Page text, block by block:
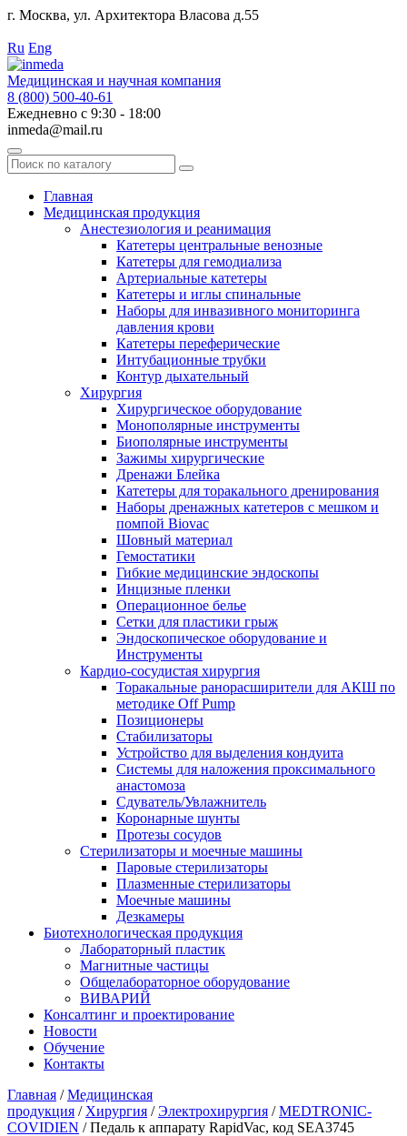
г. Москва, ул. Архитектора Власова д.55
Ru Eng
Медицинская и научная компания
8 (800) 500-40-61
Ежедневно с 9:30 - 18:00
inmeda@mail.ru
Поиск
по
каталогуГлавная
Медицинская продукция
Анестезиология и реанимация
Катетеры центральные венозные
Катетеры для гемодиализа
Артериальные катетеры
Катетеры и иглы спинальные
Наборы для инвазивного мониторинга
давления крови
Катетеры переферические
Интубационные трубки
Контур дыхательный
Хирургия
Хирургическое оборудование
Монополярные инструменты
Биополярные инструменты
Зажимы хирургические
Дренажи Блейка
Катетеры для торакального дренирования
Наборы дренажных катетеров с мешком и
помпой Biovac
Шовный материал
Гемостатики
Гибкие медицинские эндоскопы
Инцизные пленки
Операционное белье
Сетки для пластики грыж
Эндоскопическое оборудование и
Инструменты
Кардио-сосудистая хирургия
Торакальные ранорасширители для АКШ по
методике Off Pump
Позиционеры
Стабилизаторы
Устройство для выделения кондуита
Системы для наложения проксимального
анастомоза
Сдуватель/Увлажнитель
Коронарные шунты
Протезы сосудов
Стерилизаторы и моечные машины
Паровые стерилизаторы
Плазменные стерилизаторы
Моечные машины
Дезкамеры
Биотехнологическая продукция
Лабораторный пластик
Магнитные частицы
Общелабораторное оборудование
ВИВАРИЙ
Консалтинг и проектирование
Новости
Обучение
Контакты
Главная /Медицинская
продукция / Хирургия /Электрохирургия /MEDTRONIC-
COVIDIEN /Педаль к аппарату RapidVac, код SEА3745